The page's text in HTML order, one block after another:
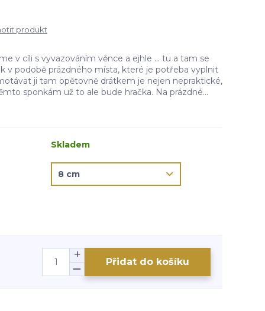
produkt
v cíli s vyvazováním věnce a ejhle ... tu a tam se
v podobě prázdného místa, které je potřeba vyplnit
ji tam opětovně drátkem je nejen nepraktické,
sponkám už to ale bude hračka. Na prázdné...
Skladem
Přidat do košíku